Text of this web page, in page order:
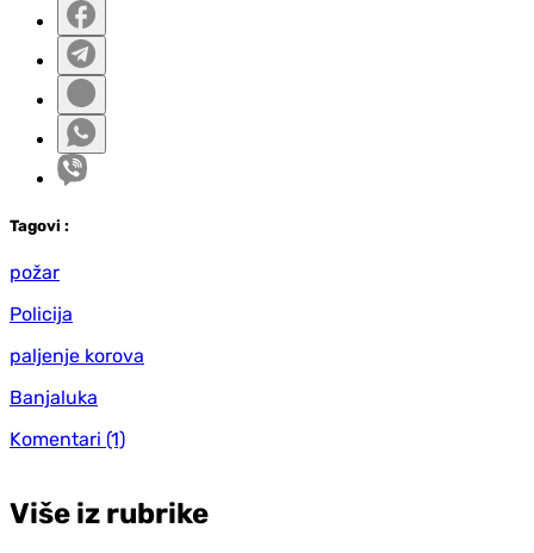
Tagovi :
požar
Policija
paljenje korova
Banjaluka
Komentari (1)
Više iz rubrike